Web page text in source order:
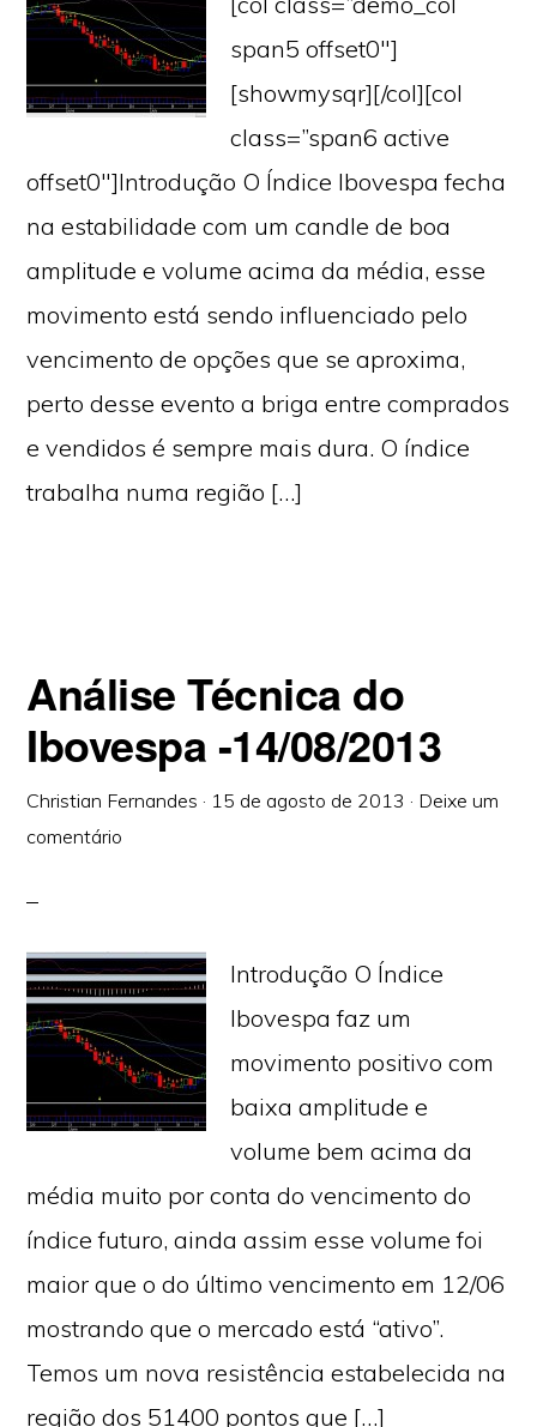
span5 offset0″]
[showmysqr][/col][col
class=”span6 active
offset0″]Introdução O Índice Ibovespa fecha
na estabilidade com um candle de boa
amplitude e volume acima da média, esse
movimento está sendo influenciado pelo
vencimento de opções que se aproxima,
perto desse evento a briga entre comprados
e vendidos é sempre mais dura. O índice
trabalha numa região […]
Análise Técnica do
Ibovespa -14/08/2013
Christian Fernandes · 15 de agosto de 2013 · Deixe um
comentário
Introdução O Índice
Ibovespa faz um
movimento positivo com
baixa amplitude e
volume bem acima da
média muito por conta do vencimento do
índice futuro, ainda assim esse volume foi
maior que o do último vencimento em 12/06
mostrando que o mercado está “ativo”.
Temos um nova resistência estabelecida na
região dos 51400 pontos que […]